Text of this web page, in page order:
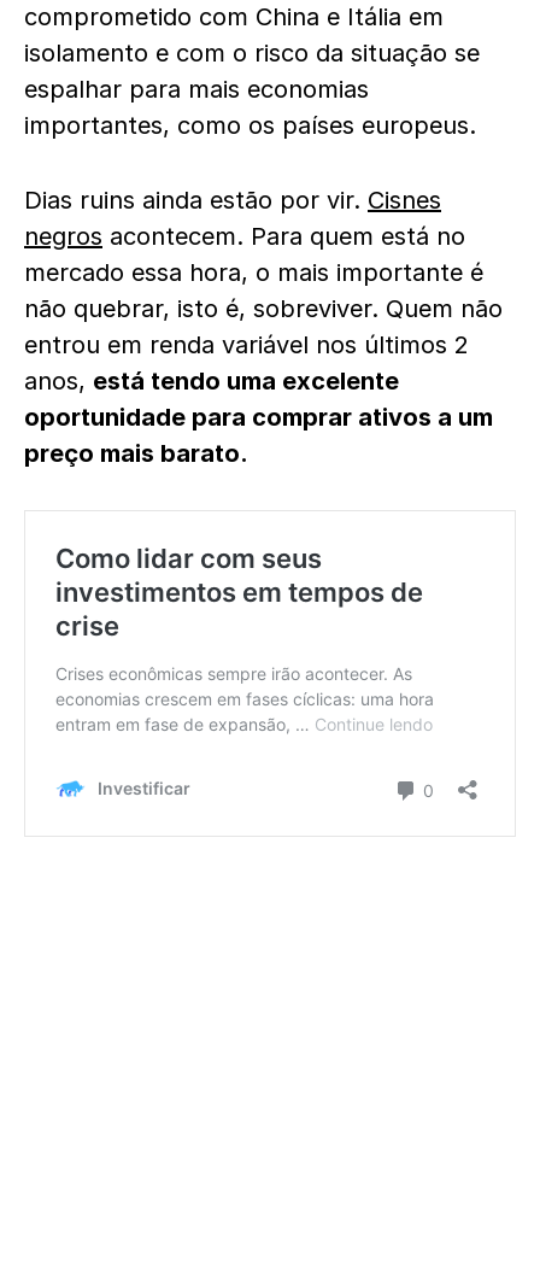
comprometido com China e Itália em
isolamento e com o risco da situação se
espalhar para mais economias
importantes, como os países europeus.
Dias ruins ainda estão por vir. Cisnes
negros acontecem. Para quem está no
mercado essa hora, o mais importante é
não quebrar, isto é, sobreviver. Quem não
entrou em renda variável nos últimos 2
anos, está tendo uma excelente
oportunidade para comprar ativos a um
preço mais barato.